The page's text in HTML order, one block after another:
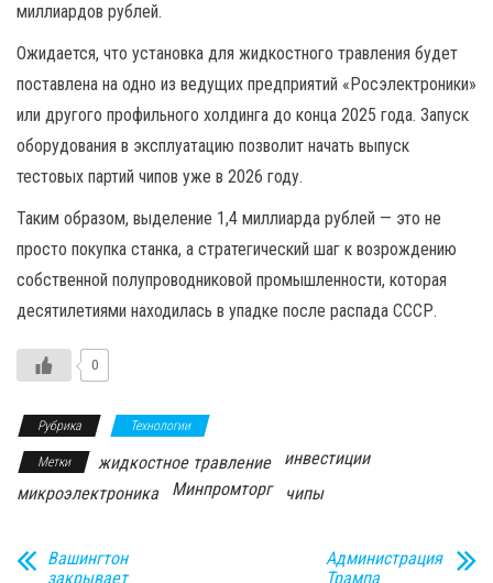
миллиардов рублей.
Ожидается, что установка для жидкостного травления будет
поставлена на одно из ведущих предприятий «Росэлектроники»
или другого профильного холдинга до конца 2025 года. Запуск
оборудования в эксплуатацию позволит начать выпуск
тестовых партий чипов уже в 2026 году.
Таким образом, выделение 1,4 миллиарда рублей — это не
просто покупка станка, а стратегический шаг к возрождению
собственной полупроводниковой промышленности, которая
десятилетиями находилась в упадке после распада СССР.
0
Рубрика Технологии
Метки жидкостное травление
инвестиции
микроэлектроника
Минпромторг чипы
Вашингтон
закрывает
Администрация
Трампа